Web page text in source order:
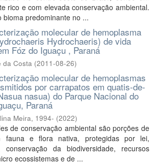
rico e com elevada conservação ambiental.
bioma predominante no ...
molecular de hemoplasma
Hydrochaeris) de vida
Fóz do Iguaçu , Paraná
da Costa (2011-08-26)
molecular de hemoplasmas
por carrapatos em quatis-de-
nasua) do Parque Nacional do
Paraná
Meira, 1994- (2022)
de conservação ambiental são porções de
fauna e flora nativa, protegidas por lei,
da biodiversidade, recursos
ecossistemas e de ...